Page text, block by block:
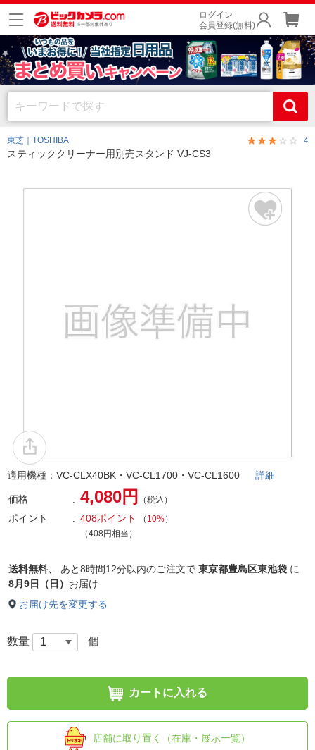
ログイン
会員登録(無料)
東芝｜TOSHIBA 4
スティッククリーナー用別売スタンド VJ-CS3
適用機種：VC-CLX40BK・VC-CL1700・VC-CL1600 詳細
価格 4,080円 （税込）
ポイント 408ポイント （ 10%）
（408円相当）
送料無料、 あと8時間12分以内のご注文で 東京都豊島区東池袋 に
8月9日（日） お届け
お届け先を変更する
数量 個
カートに入れる
店舗に取り置く（在庫・展示一覧）